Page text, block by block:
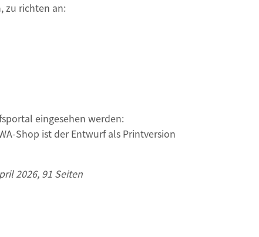
zu richten an:
eingesehen werden:
Shop ist der Entwurf als Printversion
2026, 91 Seiten